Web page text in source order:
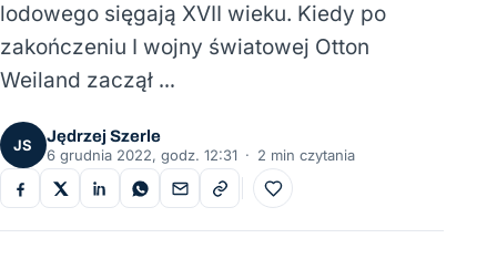
lodowego sięgają XVII wieku. Kiedy po
zakończeniu I wojny światowej Otton
Weiland zaczął …
JS
Jędrzej Szerle
6 grudnia 2022, godz. 12:31 · 2 min czytania
Do ulubionych